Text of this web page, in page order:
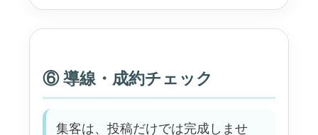
⑥ 導線・成約チェック
集客は、投稿だけでは完成しませ